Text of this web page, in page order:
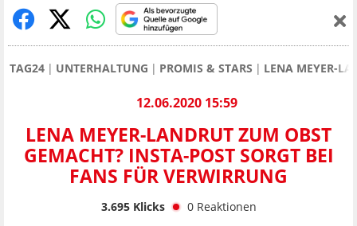
TAG24 UNTERHALTUNG PROMIS & STARS LENA MEYER-
12.06.2020 15:59
LENA MEYER-LANDRUT ZUM OBST
GEMACHT? INSTA-POST SORGT BEI
FANS FÜR VERWIRRUNG
3.695Klicks 0 Reaktionen